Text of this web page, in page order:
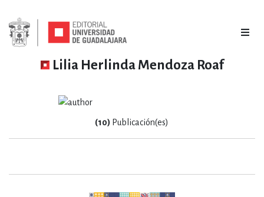
Lilia Herlinda Mendoza Roaf
(10) Publicación(es)